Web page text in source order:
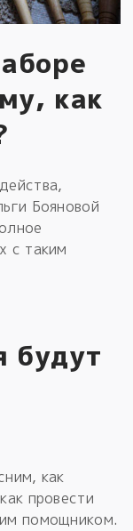
как
Бояновой
с таким
будут
как
провести
помощником.